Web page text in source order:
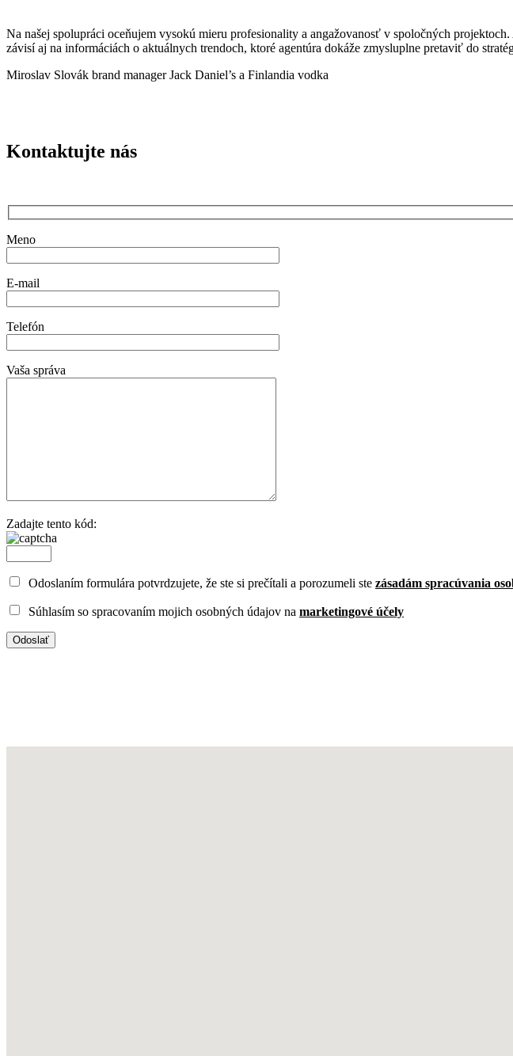
Na našej spolupráci oceňujem vysokú mieru profesionality a angažovanosť v spoločných
závisí aj na informáciách o aktuálnych trendoch, ktoré agentúra dokáže zmysluplne pretaviť do
Miroslav Slovák brand manager Jack Daniel’s a Finlandia vodka
Kontaktujte nás
Meno
E-mail
Telefón
Vaša správa
Zadajte tento kód:
Odoslaním formulára potvrdzujete, že ste si prečítali a porozumeli ste zásadám spracúvania
Súhlasím so spracovaním mojich osobných údajov na marketingové účely